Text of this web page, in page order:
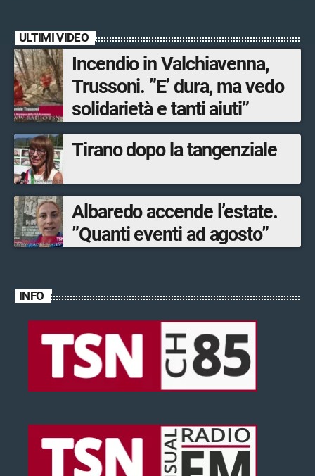
musica dal vivo
ULTIMI VIDEO
Incendio in Valchiavenna,
Trussoni. ”E’ dura, ma vedo
solidarietà e tanti aiuti”
Tirano dopo la tangenziale
Albaredo accende l’estate.
”Quanti eventi ad agosto”
INFO